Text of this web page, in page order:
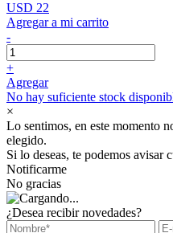
USD 22
Agregar a mi carrito
-
+
Agregar
No hay suficiente stock
×
Lo sentimos, en este momento
elegido.
Si lo deseas, te podemos avisar
Notificarme
No gracias
¿Desea recibir novedades?